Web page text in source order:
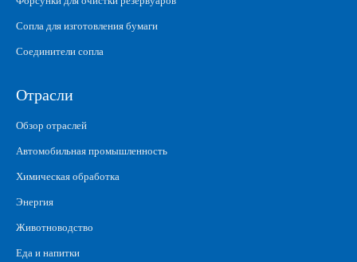
Сопла для изготовления бумаги
Соединители сопла
Отрасли
Обзор отраслей
Автомобильная промышленность
Химическая обработка
Энергия
Животноводство
Еда и напитки